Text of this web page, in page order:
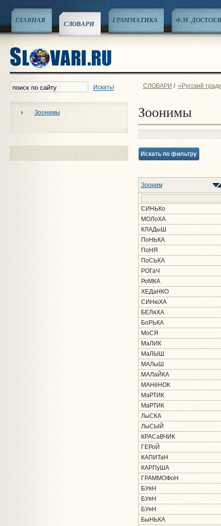
ГЛАВНАЯ СЛОВАРИ ГРАММАТИКА Ф.М.
Искать!
Зоонимы
СЛОВАРИ / «Русский
Зоонимы
Искать по фильтру
Зооним
СИНЬКо
МОЛоХА
КЛАДыШ
ПоНЬКА
ПоНЯ
ПоСЬКА
РОГаЧ
РоМКА
ХЕДаНКО
СИНюХА
БЕЛяХА
БоРЬКА
МоСЯ
МаЛИК
МаЛЫШ
МАЛыШ
МАЛаЙКА
МАНёНОК
МаРТИК
МаРТИК
ЛыСКА
ЛыСЫЙ
КРАСаВЧИК
ГЕРоЙ
КАПИТаН
КАРПуША
ГРАММОФоН
БУяН
БУяН
БУяН
БыНЬКА